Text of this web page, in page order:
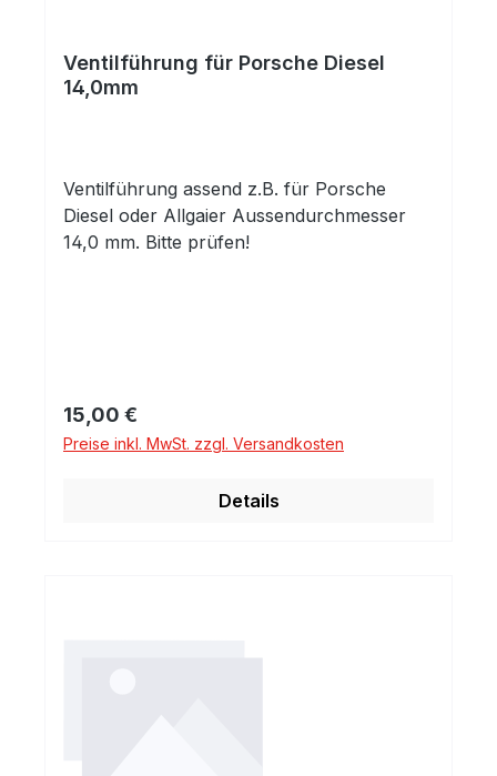
Ventilführung für Porsche Diesel
14,0mm
Ventilführung assend z.B. für Porsche
Diesel oder Allgaier Aussendurchmesser
14,0 mm. Bitte prüfen!
Regulärer Preis:
15,00 €
Preise inkl. MwSt. zzgl. Versandkosten
Details